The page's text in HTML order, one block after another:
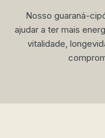
Nosso guaraná-
ajudar a ter mais
vitalidade,